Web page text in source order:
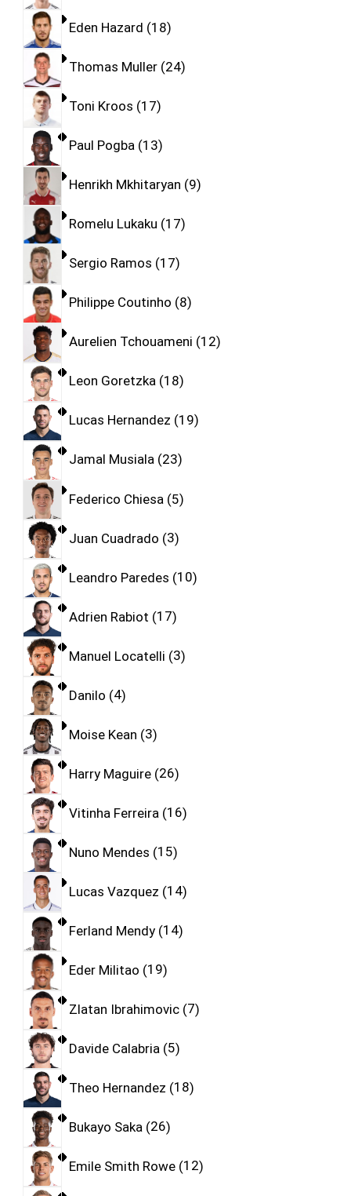
Eden Hazard 18
Thomas Muller 24
Toni Kroos 17
Paul Pogba 13
Henrikh Mkhitaryan 9
Romelu Lukaku 17
Sergio Ramos 17
Philippe Coutinho 8
Aurelien Tchouameni 12
Leon Goretzka 18
Lucas Hernandez 19
Jamal Musiala 23
Federico Chiesa 5
Juan Cuadrado 3
Leandro Paredes 10
Adrien Rabiot 17
Manuel Locatelli 3
Danilo 4
Moise Kean 3
Harry Maguire 26
Vitinha Ferreira 16
Nuno Mendes 15
Lucas Vazquez 14
Ferland Mendy 14
Eder Militao 19
Zlatan Ibrahimovic 7
Davide Calabria 5
Theo Hernandez 18
Bukayo Saka 26
Emile Smith Rowe 12